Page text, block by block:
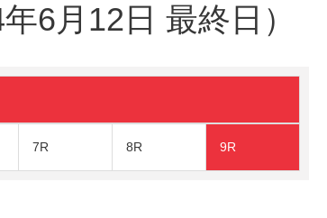
6月12日 最終日）
7R 8R 9R